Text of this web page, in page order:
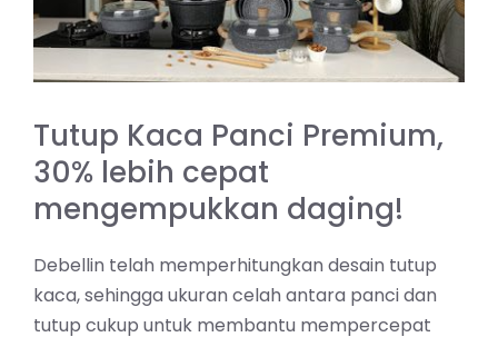
Tutup Kaca Panci Premium,
30% lebih cepat
mengempukkan daging!
Debellin telah memperhitungkan desain tutup
kaca, sehingga ukuran celah antara panci dan
tutup cukup untuk membantu mempercepat